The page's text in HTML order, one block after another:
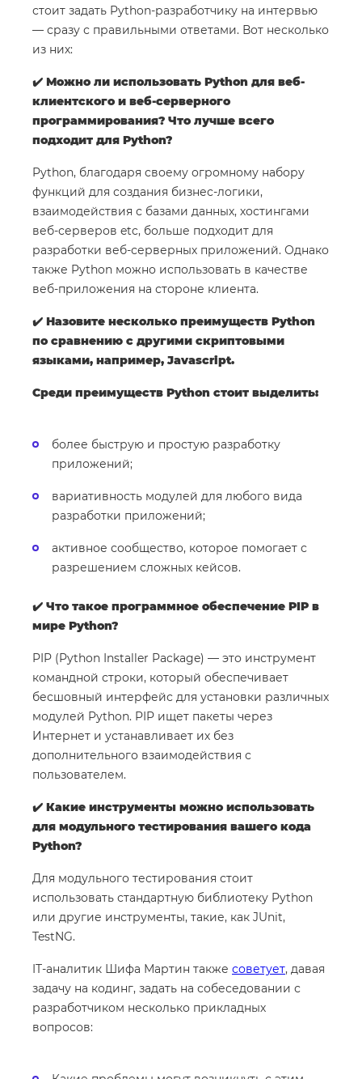
стоит задать Python-разработчику на интервью
— сразу с правильными ответами. Вот несколько
из них:
✔️ Можно ли использовать Python для веб-
клиентского и веб-серверного
программирования? Что лучше всего
подходит для Python?
Python, благодаря своему огромному набору
функций для создания бизнес-логики,
взаимодействия с базами данных, хостингами
веб-серверов etc, больше подходит для
разработки веб-серверных приложений. Однако
также Python можно использовать в качестве
веб-приложения на стороне клиента.
✔️ Назовите несколько преимуществ Python
по сравнению с другими скриптовыми
языками, например, Javascript.
Среди преимуществ Python стоит выделить:
более быструю и простую разработку
приложений;
вариативность модулей для любого вида
разработки приложений;
активное сообщество, которое помогает с
разрешением сложных кейсов.
✔️ Что такое программное обеспечение PIP в
мире Python?
PIP (Python Installer Package) — это инструмент
командной строки, который обеспечивает
бесшовный интерфейс для установки различных
модулей Python. PIP ищет пакеты через
Интернет и устанавливает их без
дополнительного взаимодействия с
пользователем.
✔️ Какие инструменты можно использовать
для модульного тестирования вашего кода
Python?
Для модульного тестирования стоит
использовать стандартную библиотеку Python
или другие инструменты, такие, как JUnit,
TestNG.
IT-аналитик Шифа Мартин также советует, давая
задачу на кодинг, задать на собеседовании с
разработчиком несколько прикладных
вопросов: